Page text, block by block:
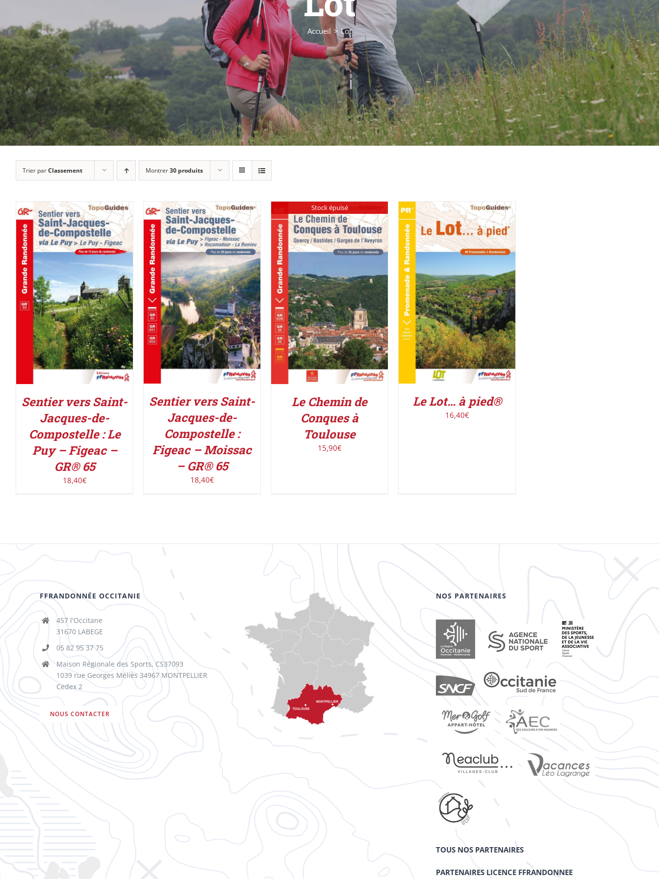
Accueil Lot
Trier parClassement Montrer30 produits
AJOUTER AU PANIER
/
DÉTAILS
Sentier vers Saint-
Jacques-de-
Compostelle : Le
Puy – Figeac –
GR® 65
18,40€
AJOUTER AU PANIER
/
DÉTAILS
Sentier vers Saint-
Jacques-de-
Compostelle :
Figeac – Moissac
– GR® 65
18,40€
Stock épuisé
DÉTAILS
Le Chemin de
Conques à
Toulouse
15,90€
AJOUTER AU PANIER
/
DÉTAILS
Le Lot… à pied®
16,40€
FFRANDONNÉE OCCITANIE
457 l'Occitane
31670 LABEGE
05 82 95 37 75
Maison Régionale des Sports, CS37093
1039 rue Georges Méliès 34967 MONTPELLIER
Cedex 2
NOUS CONTACTER
NOS PARTENAIRES
TOUS NOS PARTENAIRES
PARTENAIRES LICENCE FFRANDONNEE